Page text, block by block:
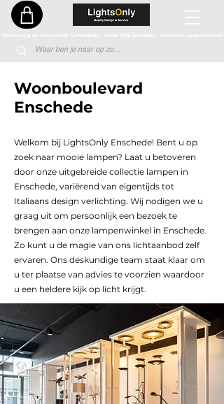
Vakkundig en Persoonlijk Lichtadvies - Sinds 1976 Specialist - Moderne Lampenwinkel
Woonboulevard
Enschede
Welkom bij LightsOnly Enschede! Bent u op
zoek naar mooie lampen? Laat u betoveren
door onze uitgebreide collectie lampen in
Enschede, variërend van eigentijds tot
Italiaans design verlichting. Wij nodigen we u
graag uit om persoonlijk een bezoek te
brengen aan onze lampenwinkel in Enschede.
Zo kunt u de magie van ons lichtaanbod zelf
ervaren. Ons deskundige team staat klaar om
u ter plaatse van advies te voorzien waardoor
u een heldere kijk op licht krijgt.